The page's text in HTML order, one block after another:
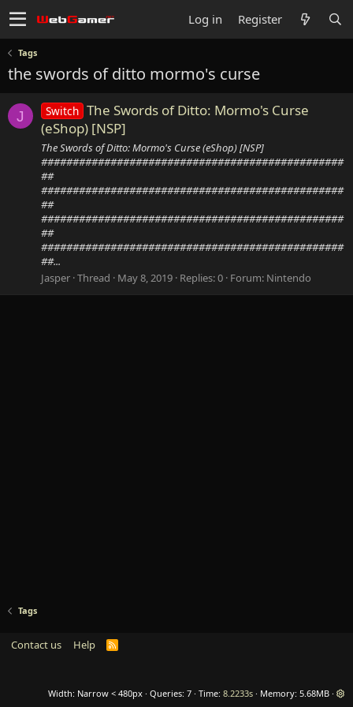
Log in Register
Tags
the swords of ditto mormo's curse
J Switch The Swords of Ditto: Mormo's Curse
(eShop) [NSP]
The Swords of Ditto: Mormo's Curse (eShop) [NSP]
################################################
##
################################################
##
################################################
##
################################################
##...
Jasper Thread May 8, 2019 Replies: 0 Forum: Nintendo
Tags
Contact us Help
R
Width Queries 7 Time 8.2233s Memory 5.68MB